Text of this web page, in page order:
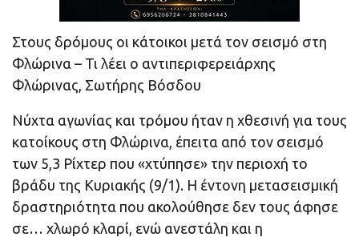
Στους δρόμους οι κάτοικοι μετά τον σεισμό στη
Φλώρινα – Τι λέει ο αντιπεριφερειάρχης
Φλώρινας, Σωτήρης Βόσδου
Νύχτα αγωνίας και τρόμου ήταν η χθεσινή για τους
κατοίκους στη Φλώρινα, έπειτα από τον σεισμό
των 5,3 Ρίχτερ που «χτύπησε» την περιοχή το
βράδυ της Κυριακής (9/1). Η έντονη μετασεισμική
δραστηριότητα που ακολούθησε δεν τους άφησε
σε… χλωρό κλαρί, ενώ ανεστάλη και η